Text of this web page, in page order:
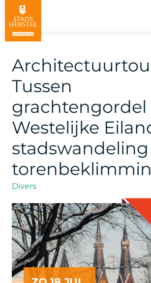
Tussen
grachtengordel
Westelijke
stadswandeling
Divers